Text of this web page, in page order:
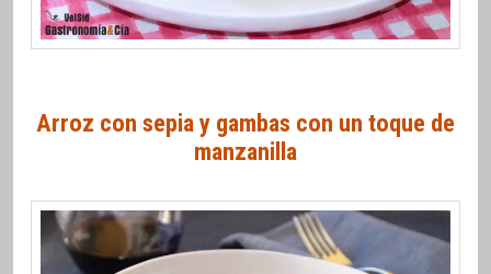
Arroz con sepia y gambas con un toque de
manzanilla